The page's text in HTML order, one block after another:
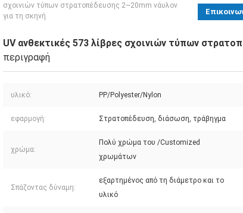
σχοινιών τύπων στρατοπέδευσης 2~20mm νάυλον
για τη σκηνή
UV ανθεκτικές 573 λίβρες σχοινιών τύπων
περιγραφή
υλικό: PP/Polyester/Nylon
εφαρμογή: Στρατοπέδευση, διάσωση, τράβηγμα
χρώμα:
Πολύ χρώμα του /Customized
χρωμάτων
Σπάζοντας δύναμη:
εξαρτημένος από τη διάμετρο και το
υλικό